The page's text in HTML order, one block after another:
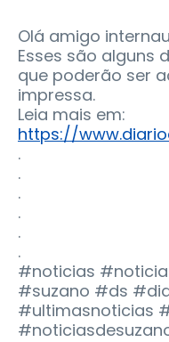
Olá amigo
Esses são alguns
que poderão ser
impressa.
Leia mais em:
https://
.
.
.
.
.
.
#noticias
#suzano #ds
#ultimasnoticias